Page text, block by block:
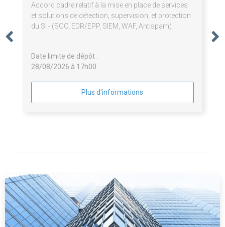
Accord cadre relatif à la mise en place de services
et solutions de détection, supervision, et protection
du SI - (SOC, EDR/EPP, SIEM, WAF, Antispam)
Date limite de dépôt :
28/08/2026 à 17h00
Plus d'informations